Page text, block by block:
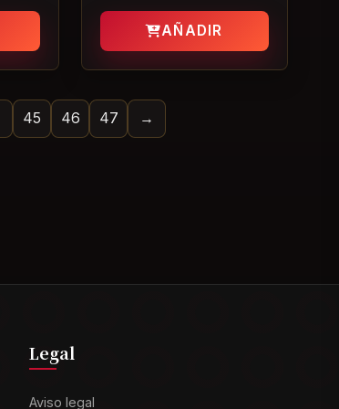
AÑADIR
45 46 47 →
Legal
Aviso legal